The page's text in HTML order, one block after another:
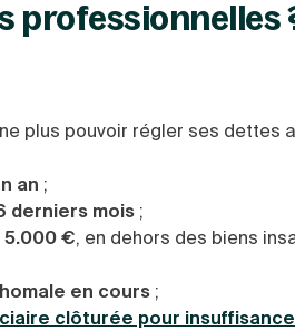
professionnelles
plus pouvoir régler ses dettes
an ;
derniers mois ;
5.000 €, en dehors des biens
en cours ;
clôturée pour